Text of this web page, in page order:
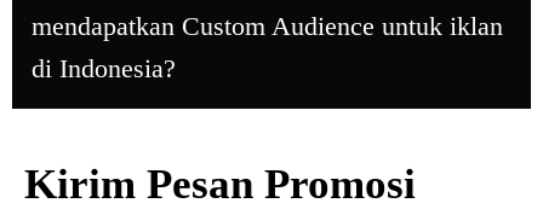
mendapatkan Custom Audience untuk iklan
di Indonesia?
Kirim Pesan Promosi